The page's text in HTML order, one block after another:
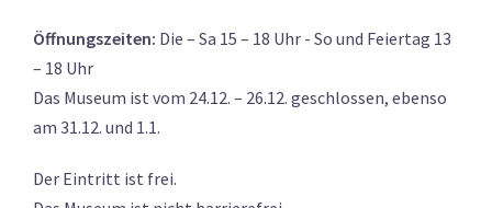
Öffnungszeiten: Die – Sa 15 – 18 Uhr - So und Feiertag 13
– 18 Uhr
Das Museum ist vom 24.12. – 26.12. geschlossen, ebenso
am 31.12. und 1.1.
Der Eintritt ist frei.